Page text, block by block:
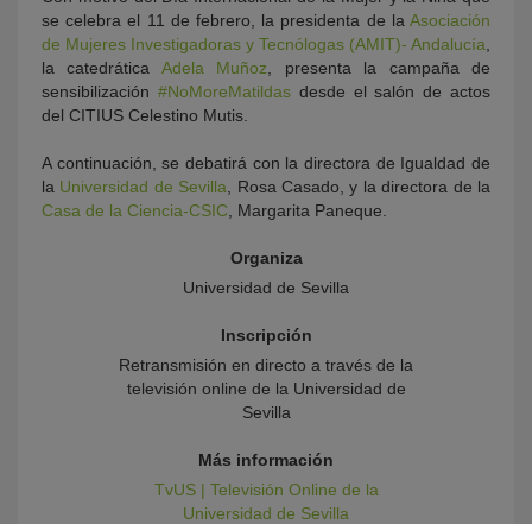
se celebra el 11 de febrero, la presidenta de la Asociación
de Mujeres Investigadoras y Tecnólogas (AMIT)- Andalucía
la catedrática Adela Muñoz , presenta la campaña de
sensibilización #NoMoreMatildasdesde el salón de actos
del CITIUS Celestino Mutis.
A continuación, se debatirá con la directora de Igualdad de
la Universidad de Sevilla , Rosa Casado, y la directora de la
Casa de la Ciencia-CSIC , Margarita Paneque.
Organiza
Universidad de Sevilla
Inscripción
Retransmisión en directo a través de la
televisión online de la Universidad de
Sevilla
Más información
TvUS | Televisión Online de la
Universidad de Sevilla